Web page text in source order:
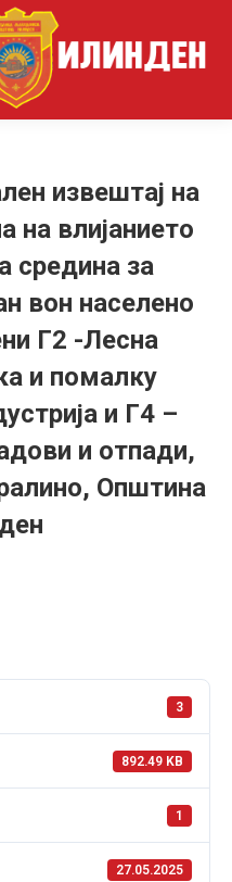
извештај на
на влијанието
средина за
вон населено
Г2 -Лесна
и помалку
и Г4 –
и отпади,
Општина
3
892.49 KB
1
27.05.2025